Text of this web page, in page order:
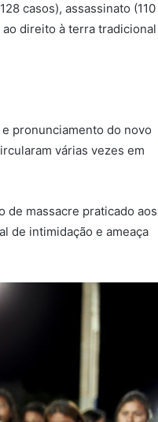
casos), assassinato (110
direito à terra tradicional
pronunciamento do novo
várias vezes em
de massacre praticado aos
de intimidação e ameaça